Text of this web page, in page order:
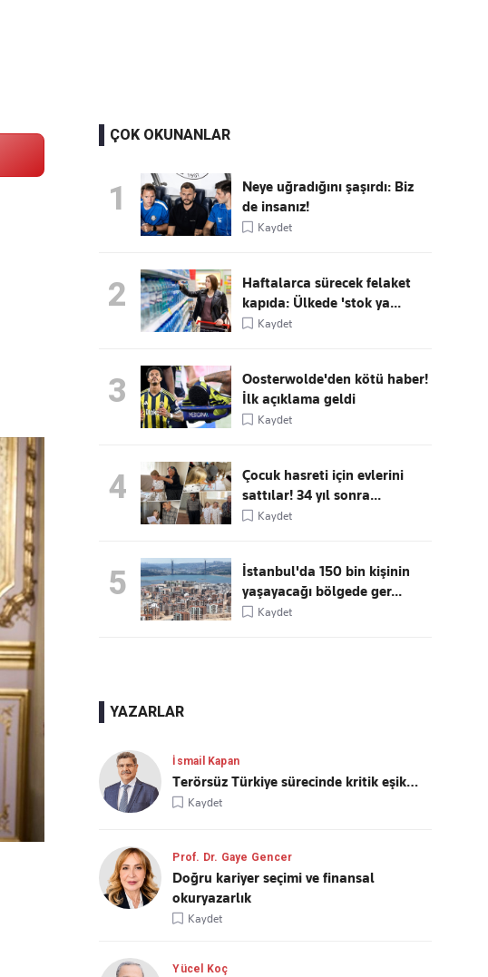
ÇOK OKUNANLAR
1
Neye uğradığını şaşırdı: Biz
de insanız!
Kaydet
2
Haftalarca sürecek felaket
kapıda: Ülkede 'stok ya...
Kaydet
3
Oosterwolde'den kötü haber!
İlk açıklama geldi
Kaydet
4
Çocuk hasreti için evlerini
sattılar! 34 yıl sonra...
Kaydet
5
İstanbul'da 150 bin kişinin
yaşayacağı bölgede ger...
Kaydet
YAZARLAR
İsmail Kapan
Terörsüz Türkiye sürecinde kritik eşik…
Kaydet
Prof. Dr. Gaye Gencer
Doğru kariyer seçimi ve finansal
okuryazarlık
Kaydet
Yücel Koç